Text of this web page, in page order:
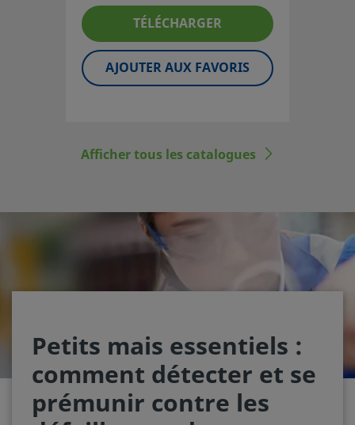
TÉLÉCHARGER
AJOUTER AUX FAVORIS
Afficher tous les catalogues
Petits mais essentiels :
comment détecter et se
prémunir contre les